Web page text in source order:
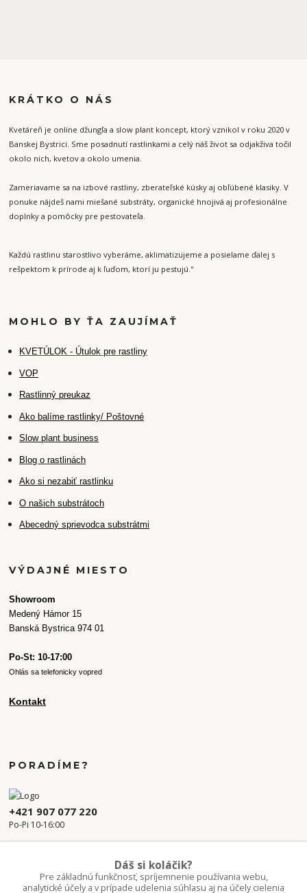
KRÁTKO O NÁS
Kvetáreň je online džungľa a slow plant koncept, ktorý vznikol v roku 2020 v
Banskej Bystrici. Sme posadnutí rastlinkami a celý náš život sa odjakživa točil
okolo nich, kvetov a okolo umenia.
Zameriavame sa na izbové rastliny, zberateľské kúsky aj obľúbené klasiky. V
ponuke nájdeš nami miešané substráty, organické hnojivá aj profesionálne
doplnky a pomôcky pre pestovateľa.
Každú rastlinu starostlivo vyberáme, aklimatizujeme a posielame ďalej s
rešpektom k prírode aj k ľuďom, ktorí ju pestujú."
MOHLO BY ŤA ZAUJÍMAŤ
KVETÚLOK - Útulok pre rastliny
VOP
Rastlinný preukaz
Ako balíme rastlinky/ Poštovné
Slow plant business
Blog o rastlinách
Ako si nezabiť rastlinku
O našich substrátoch
Abecedný sprievodca substrátmi
VÝDAJNÉ MIESTO
Showroom
Medený Hámor 15
Banská Bystrica 974 01
Po-St: 10-17:00
Ohlás sa telefonicky vopred
Kontakt
PORADÍME?
+421 907 077 220
Po-Pi 10-16:00
Dáš si koláčik?
Pre základnú funkčnosť, spríjemnenie používania webu,
analytické účely a v prípade udelenia súhlasu aj na účely cielenia